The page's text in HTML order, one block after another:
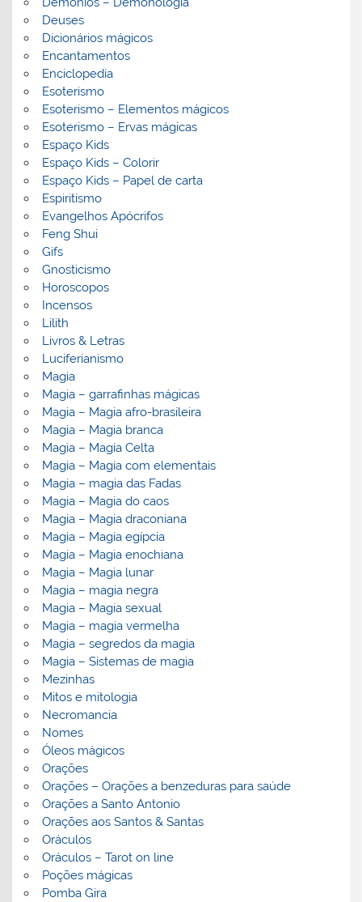
Deuses
Dicionários mágicos
Encantamentos
Enciclopedia
Esoterismo
Esoterismo – Elementos mágicos
Esoterismo – Ervas mágicas
Espaço Kids
Espaço Kids – Colorir
Espaço Kids – Papel de carta
Espiritismo
Evangelhos Apócrifos
Feng Shui
Gifs
Gnosticismo
Horoscopos
Incensos
Lilith
Livros & Letras
Luciferianismo
Magia
Magia – garrafinhas mágicas
Magia – Magia afro-brasileira
Magia – Magia branca
Magia – Magia Celta
Magia – Magia com elementais
Magia – magia das Fadas
Magia – Magia do caos
Magia – Magia draconiana
Magia – Magia egípcia
Magia – Magia enochiana
Magia – Magia lunar
Magia – magia negra
Magia – Magia sexual
Magia – magia vermelha
Magia – segredos da magia
Magia – Sistemas de magia
Mezinhas
Mitos e mitologia
Necromancia
Nomes
Óleos mágicos
Orações
Orações – Orações a benzeduras para saúde
Orações a Santo Antonio
Orações aos Santos & Santas
Oráculos
Oráculos – Tarot on line
Poções mágicas
Pomba Gira